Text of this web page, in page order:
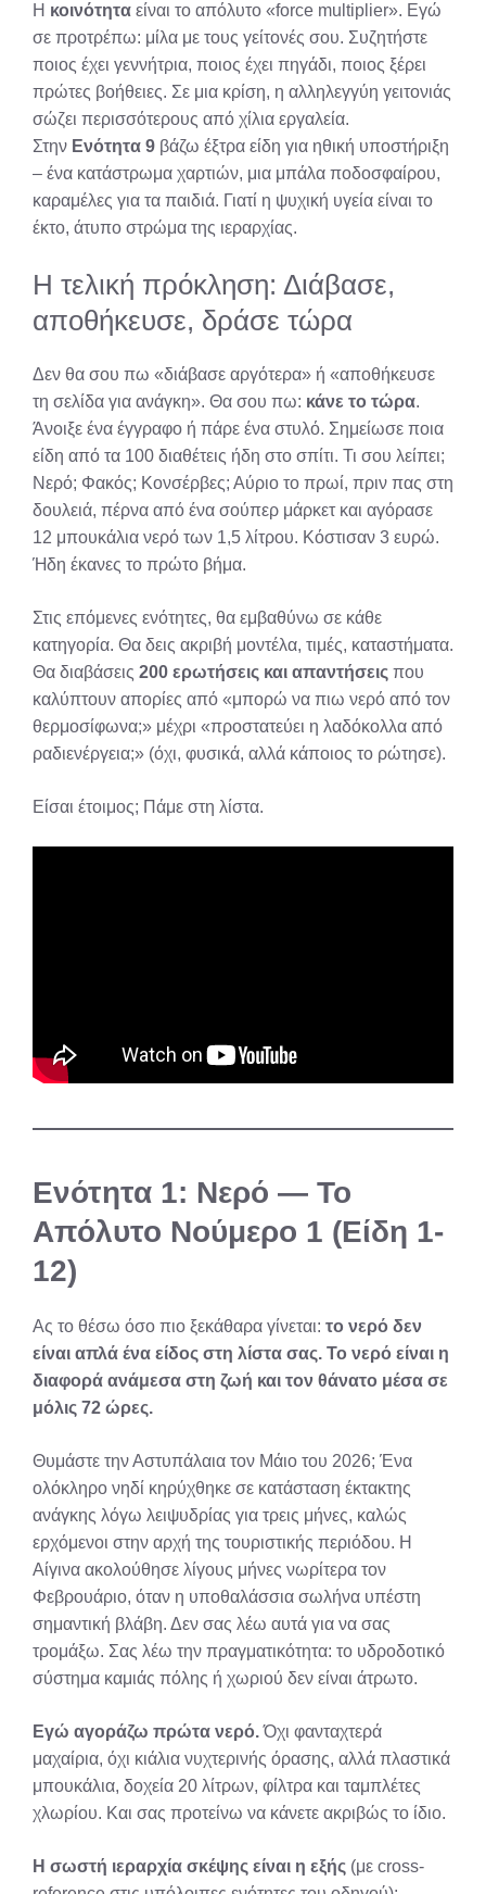
Η κοινότητα είναι το απόλυτο «force multiplier». Εγώ
σε προτρέπω: μίλα με τους γείτονές σου. Συζητήστε
ποιος έχει γεννήτρια, ποιος έχει πηγάδι, ποιος ξέρει
πρώτες βοήθειες. Σε μια κρίση, η αλληλεγγύη γειτονιάς
σώζει περισσότερους από χίλια εργαλεία.
Στην Ενότητα 9 βάζω έξτρα είδη για ηθική υποστήριξη
– ένα κατάστρωμα χαρτιών, μια μπάλα ποδοσφαίρου,
καραμέλες για τα παιδιά. Γιατί η ψυχική υγεία είναι το
έκτο, άτυπο στρώμα της ιεραρχίας.
Η τελική πρόκληση: Διάβασε,
αποθήκευσε, δράσε τώρα
Δεν θα σου πω «διάβασε αργότερα» ή «αποθήκευσε
τη σελίδα για ανάγκη». Θα σου πω: κάνε το τώρα.
Άνοιξε ένα έγγραφο ή πάρε ένα στυλό. Σημείωσε ποια
είδη από τα 100 διαθέτεις ήδη στο σπίτι. Τι σου λείπει;
Νερό; Φακός; Κονσέρβες; Αύριο το πρωί, πριν πας στη
δουλειά, πέρνα από ένα σούπερ μάρκετ και αγόρασε
12 μπουκάλια νερό των 1,5 λίτρου. Κόστισαν 3 ευρώ.
Ήδη έκανες το πρώτο βήμα.
Στις επόμενες ενότητες, θα εμβαθύνω σε κάθε
κατηγορία. Θα δεις ακριβή μοντέλα, τιμές, καταστήματα.
Θα διαβάσεις 200 ερωτήσεις και απαντήσεις που
καλύπτουν απορίες από «μπορώ να πιω νερό από τον
θερμοσίφωνα;» μέχρι «προστατεύει η λαδόκολλα από
ραδιενέργεια;» (όχι, φυσικά, αλλά κάποιος το ρώτησε).
Είσαι έτοιμος; Πάμε στη λίστα.
Ενότητα 1: Νερό — Το
Απόλυτο Νούμερο 1 (Είδη 1-
12)
Ας το θέσω όσο πιο ξεκάθαρα γίνεται: το νερό δεν
είναι απλά ένα είδος στη λίστα σας. Το νερό είναι η
διαφορά ανάμεσα στη ζωή και τον θάνατο μέσα σε
μόλις 72 ώρες.
Θυμάστε την Αστυπάλαια τον Μάιο του 2026; Ένα
ολόκληρο νηδί κηρύχθηκε σε κατάσταση έκτακτης
ανάγκης λόγω λειψυδρίας για τρεις μήνες, καλώς
ερχόμενοι στην αρχή της τουριστικής περιόδου. Η
Αίγινα ακολούθησε λίγους μήνες νωρίτερα τον
Φεβρουάριο, όταν η υποθαλάσσια σωλήνα υπέστη
σημαντική βλάβη. Δεν σας λέω αυτά για να σας
τρομάξω. Σας λέω την πραγματικότητα: το υδροδοτικό
σύστημα καμιάς πόλης ή χωριού δεν είναι άτρωτο.
Εγώ αγοράζω πρώτα νερό.Όχι φανταχτερά
μαχαίρια, όχι κιάλια νυχτερινής όρασης, αλλά πλαστικά
μπουκάλια, δοχεία 20 λίτρων, φίλτρα και ταμπλέτες
χλωρίου. Και σας προτείνω να κάνετε ακριβώς το ίδιο.
Η σωστή ιεραρχία σκέψης είναι η εξής (με cross-